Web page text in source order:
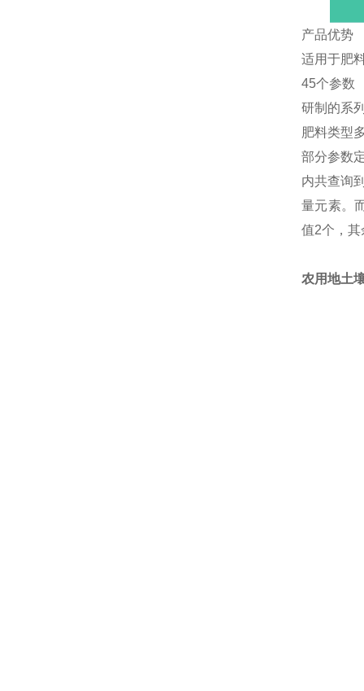
产品优势
适用于肥
45个参数
研制的系
肥料类型
部分参数
内共查询
量元素。
值2个，
农用地土